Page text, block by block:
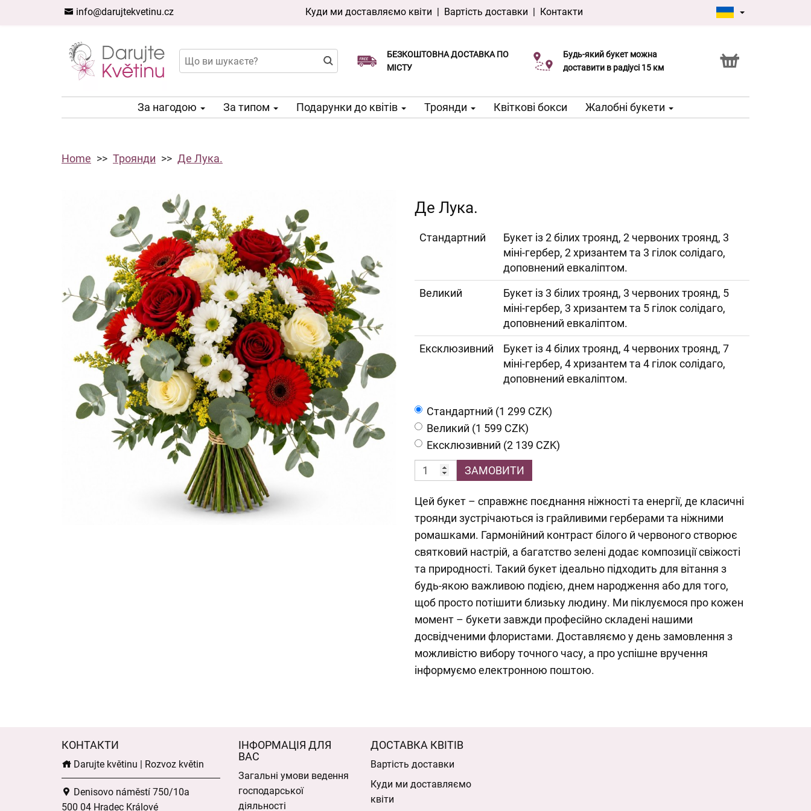
info@darujtekvetinu.cz Куди ми доставляємо квіти | Вартість доставки | Контакти
БЕЗКОШТОВНА ДОСТАВКА ПО
МІСТУ
Доставка в той же день доступна
Виберіть дату доставки
Будь-який букет можна
доставити в радіусі 15 км
Послуга Click & Collect
За нагодою За типом Подарунки до квітів Троянди Квіткові бокси Жалобні букети
Home Троянди Де Лука.
Де Лука.
Cтандартний
Букет із 2 білих троянд, 2 червоних троянд, 3
міні-гербер, 2 хризантем та 3 гілок солідаго,
доповнений евкаліптом.
Великий
Букет із 3 білих троянд, 3 червоних троянд, 5
міні-гербер, 3 хризантем та 5 гілок солідаго,
доповнений евкаліптом.
Ексклюзивний
Букет із 4 білих троянд, 4 червоних троянд, 7
міні-гербер, 4 хризантем та 4 гілок солідаго,
доповнений евкаліптом.
Cтандартний (1 299 CZK)
Великий (1 599 CZK)
Ексклюзивний (2 139 CZK)
ЗАМОВИТИ
Цей букет – справжнє поєднання ніжності та енергії, де класичні
троянди зустрічаються із грайливими герберами та ніжними
ромашками. Гармонійний контраст білого й червоного створює
святковий настрій, а багатство зелені додає композиції свіжості
та природності. Такий букет ідеально підходить для вітання з
будь-якою важливою подією, днем народження або для того,
щоб просто потішити близьку людину. Ми піклуємося про кожен
момент – букети завжди професійно складені нашими
досвідченими флористами. Доставляємо у день замовлення з
можливістю вибору точного часу, а про успішне вручення
інформуємо електронною поштою.
КОНТАКТИ
Darujte květinu | Rozvoz květin
Denisovo náměstí 750/10a
500 04 Hradec Králové
ІНФОРМАЦІЯ ДЛЯ
ВАС
Загальні умови ведення
господарської
діяльності
ДОСТАВКА КВІТІВ
Вартість доставки
Куди ми доставляємо
квіти